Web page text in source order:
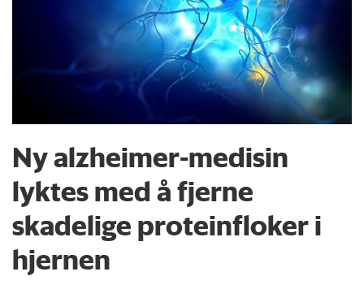
Ny alzheimer-medisin
lyktes med å fjerne
skadelige proteinfloker i
hjernen